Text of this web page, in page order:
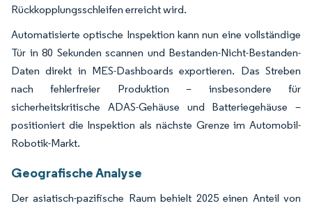
Rückkopplungsschleifen erreicht wird.
Automatisierte optische Inspektion kann nun eine vollständige
Tür in 80 Sekunden scannen und Bestanden-Nicht-Bestanden-
Daten direkt in MES-Dashboards exportieren. Das Streben
nach fehlerfreier Produktion – insbesondere für
sicherheitskritische ADAS-Gehäuse und Batteriegehäuse –
positioniert die Inspektion als nächste Grenze im Automobil-
Robotik-Markt.
Geografische Analyse
Der asiatisch-pazifische Raum behielt 2025 einen Anteil von